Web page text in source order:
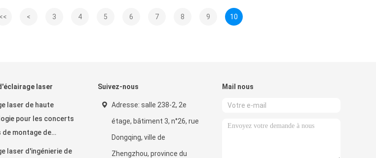
<< < 3 4 5 6 7 8 9 10
laser
laser de haute
pour les concerts
de montage de
laser d'ingénierie de
Suivez-nous
Adresse: salle 238-2, 2e
étage, bâtiment 3, n°26, rue
Dongqing, ville de
Zhengzhou, province du
Mail nous